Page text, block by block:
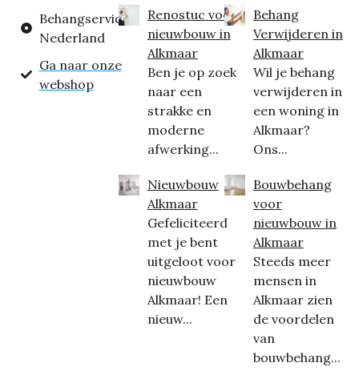
Behangservice
Nederland
Ga naar onze
webshop
Renostuc voor
nieuwbouw in
Alkmaar
Ben je op zoek
naar een
strakke en
moderne
afwerking...
Nieuwbouw
Alkmaar
Gefeliciteerd
met je bent
uitgeloot voor
nieuwbouw
Alkmaar! Een
nieuw...
Behang
Verwijderen in
Alkmaar
Wil je behang
verwijderen in
een woning in
Alkmaar?
Ons...
Bouwbehang
voor
nieuwbouw in
Alkmaar
Steeds meer
mensen in
Alkmaar zien
de voordelen
van
bouwbehang...